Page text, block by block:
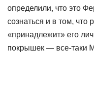
определили, что это
сознаться и в том, что
«принадлежит» его
покрышек — все-таки